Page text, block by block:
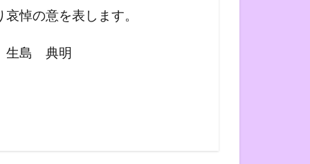
悼の意を表します。
生島 典明